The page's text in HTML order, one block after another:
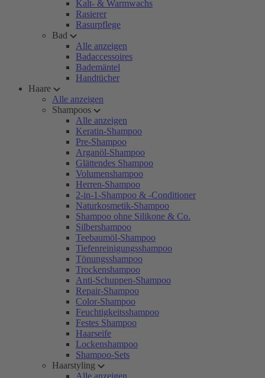
Kalt- & Warmwachs
Rasierer
Rasurpflege
Bad
Alle anzeigen
Badaccessoires
Bademäntel
Handtücher
Haare
Alle anzeigen
Shampoos
Alle anzeigen
Keratin-Shampoo
Pre-Shampoo
Arganöl-Shampoo
Glättendes Shampoo
Volumenshampoo
Herren-Shampoo
2-in-1-Shampoo & -Conditioner
Naturkosmetik-Shampoo
Shampoo ohne Silikone & Co.
Silbershampoo
Teebaumöl-Shampoo
Tiefenreinigungsshampoo
Tönungsshampoo
Trockenshampoo
Anti-Schuppen-Shampoo
Repair-Shampoo
Color-Shampoo
Feuchtigkeitsshampoo
Festes Shampoo
Haarseife
Lockenshampoo
Shampoo-Sets
Haarstyling
Alle anzeigen